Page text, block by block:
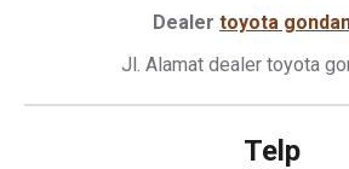
Dealer toyota
Jl. Alamat dealer toyota
Telp